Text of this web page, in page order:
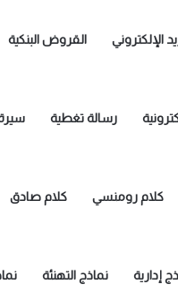
الإلكتروني القروض البنكية
رسالة تغطية
كلام رومنسي كلام صادق
إدارية نماذج التهنئة